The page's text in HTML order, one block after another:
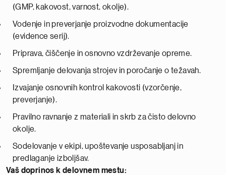
(GMP, kakovost, varnost, okolje).
Vodenje in preverjanje proizvodne dokumentacije
(evidence serij).
Priprava, čiščenje in osnovno vzdrževanje opreme.
Spremljanje delovanja strojev in poročanje o težavah.
Izvajanje osnovnih kontrol kakovosti (vzorčenje,
preverjanje).
Pravilno ravnanje z materiali in skrb za čisto delovno
okolje.
Sodelovanje v ekipi, upoštevanje usposabljanj in
predlaganje izboljšav.
Vaš doprinos k delovnem mestu: